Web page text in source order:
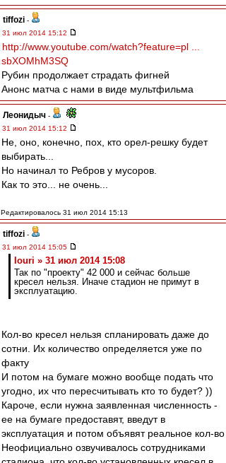
tiffozi -
31 июл 2014 15:12
http://www.youtube.com/watch?feature=pl ...
sbXOMhM3SQ
Рубин продолжает страдать фигней
Анонс матча с нами в виде мультфильма
Леонидыч -
31 июл 2014 15:12
Не, оно, конечно, пох, кто орел-решку будет
выбирать...
Но начинал то Ребров у мусоров.
Как то это... не очень...
Редактировалось 31 июл 2014 15:13
tiffozi -
31 июл 2014 15:05
Iouri » 31 июл 2014 15:08
Так по "проекту" 42 000 и сейчас больше
кресел нельзя. Иначе стадион не примут в
эксплуатацию.
Кол-во кресел нельзя спланировать даже до
сотни. Их количество определяется уже по
факту
И потом на бумаге можно вообще подать что
угодно, их что пересчитывать кто то будет? ))
Кароче, если нужна заявленная численность -
ее на бумаге предоставят, введут в
эксплуатация и потом объявят реальное кол-во
Неофициально озвучивалось сотрудниками